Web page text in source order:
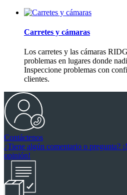
Carretes y cámaras
Los carretes y las cámaras
problemas en lugares donde
Inspeccione problemas con
clientes.
Contáctenos
¿Tiene algún comentario o pregunta?
opinión!